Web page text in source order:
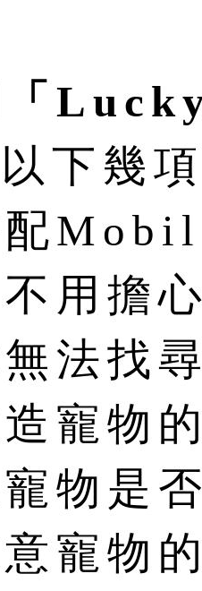
「
下幾
用擔
法找
寵物
物是
寵物